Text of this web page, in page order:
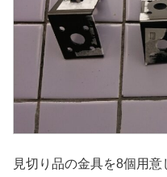
見切り品の金具を8個用意